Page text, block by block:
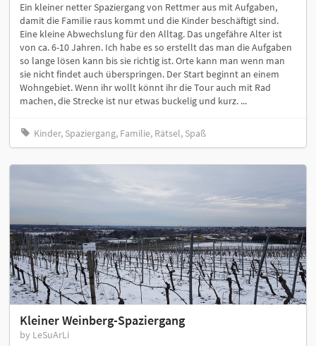
Ein kleiner netter Spaziergang von Rettmer aus mit Aufgaben,
damit die Familie raus kommt und die Kinder beschäftigt sind.
Eine kleine Abwechslung für den Alltag. Das ungefähre Alter ist
von ca. 6-10 Jahren. Ich habe es so erstellt das man die Aufgaben
so lange lösen kann bis sie richtig ist. Orte kann man wenn man
sie nicht findet auch überspringen. Der Start beginnt an einem
Wohngebiet. Wenn ihr wollt könnt ihr die Tour auch mit Rad
machen, die Strecke ist nur etwas buckelig und kurz. ...
Kinder, Spaziergang, Familie, Rätsel, Spaß
Kleiner Weinberg-Spaziergang
by LeSuArLi